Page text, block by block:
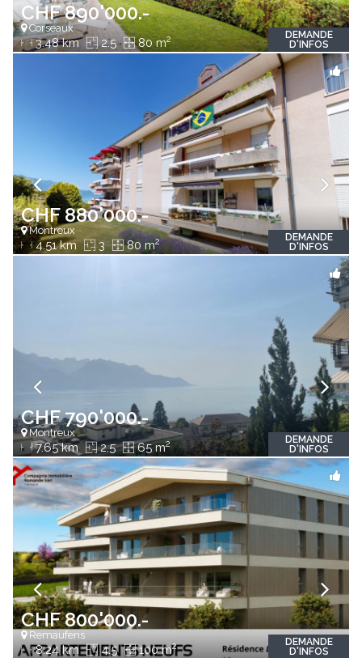
CHF 890'000.-
Corseaux
3.48 km 2.5 80 m2
DEMANDE
D'INFOS
CHF 880'000.-
Montreux
4.51 km 3 80 m2
DEMANDE
D'INFOS
CHF 790'000.-
Montreux
7.65 km 2.5 65 m2
DEMANDE
D'INFOS
CHF 800'000.-
Remaufens
8.24 km 4.5 100 m2
DEMANDE
D'INFOS